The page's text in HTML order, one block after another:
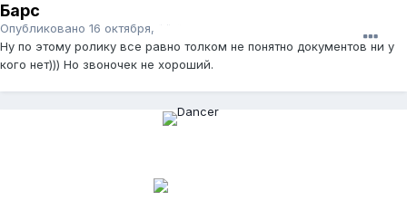
Барс
Опубликовано 16 октября, 2011
Ну по этому ролику все равно толком не понятно документов ни у
кого нет))) Но звоночек не хороший.